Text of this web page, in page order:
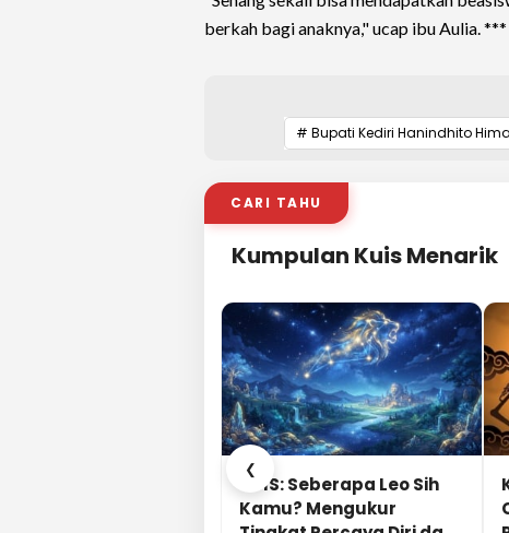
berkah bagi anaknya," ucap ibu Aulia. ***
# Bupati Kediri Hanindhito
CARI TAHU
Kumpulan Kuis Menarik
❮
KUIS: Seberapa Leo Sih
Kamu? Mengukur